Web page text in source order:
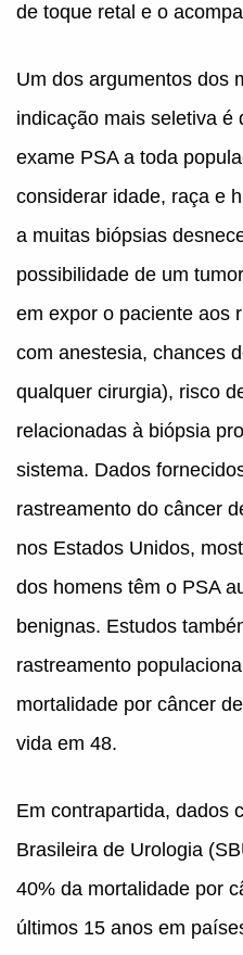
de toque retal e o
Um dos argumentos dos
indicação mais seletiva é
exame PSA a toda
considerar idade, raça e
a muitas biópsias
possibilidade de um
em expor o paciente aos
com anestesia, chances
qualquer cirurgia), risco
relacionadas à biópsia
sistema. Dados
rastreamento do câncer
nos Estados Unidos,
dos homens têm o PSA
benignas. Estudos
rastreamento
mortalidade por câncer
vida em 48.
Em contrapartida, dados
Brasileira de Urologia
40% da mortalidade por
últimos 15 anos em